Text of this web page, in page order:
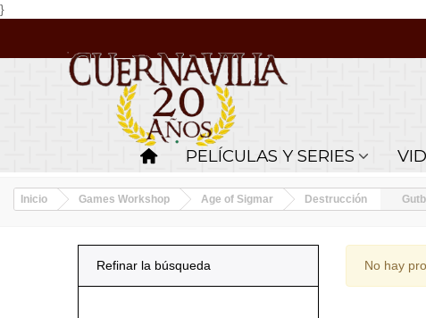
}
PELÍCULAS Y SERIES
Inicio Games Workshop Age of Sigmar Destrucción
Refinar la búsqueda No hay